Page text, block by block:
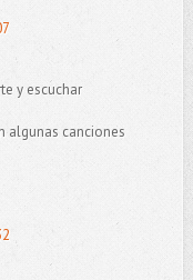
y escuchar
algunas canciones